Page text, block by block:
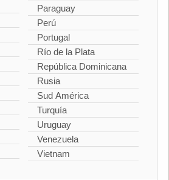
Paraguay
Perú
Portugal
Río de la Plata
República Dominicana
Rusia
Sud América
Turquía
Uruguay
Venezuela
Vietnam